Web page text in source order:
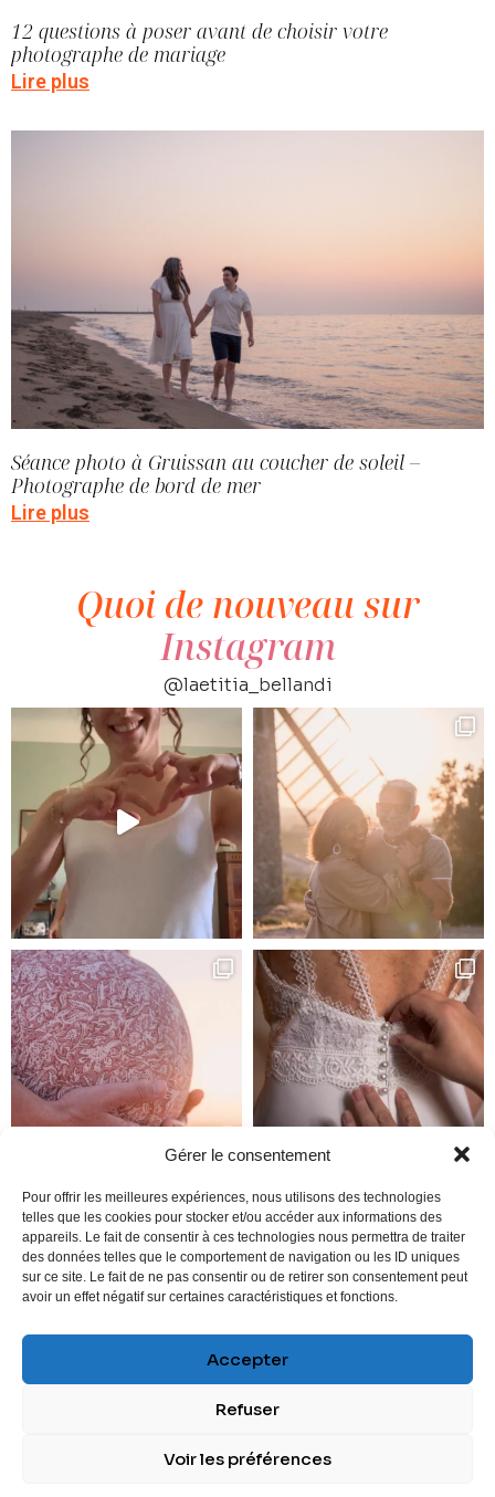
Gérer le consentement
Pour offrir les meilleures expériences, nous utilisons des technologies
telles que les cookies pour stocker et/ou accéder aux informations des
appareils. Le fait de consentir à ces technologies nous permettra de traiter
des données telles que le comportement de navigation ou les ID uniques
sur ce site. Le fait de ne pas consentir ou de retirer son consentement peut
avoir un effet négatif sur certaines caractéristiques et fonctions.
Accepter
Refuser
Voir les préférences
12 questions à poser avant de choisir votre
photographe de mariage
Lire plus
Séance photo à Gruissan au coucher de soleil –
Photographe de bord de mer
Lire plus
Quoi de nouveau sur
Instagram
@laetitia_bellandi
CGV|Mentions légales|